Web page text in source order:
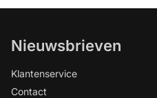
Nieuwsbrieven
Klantenservice
Contact